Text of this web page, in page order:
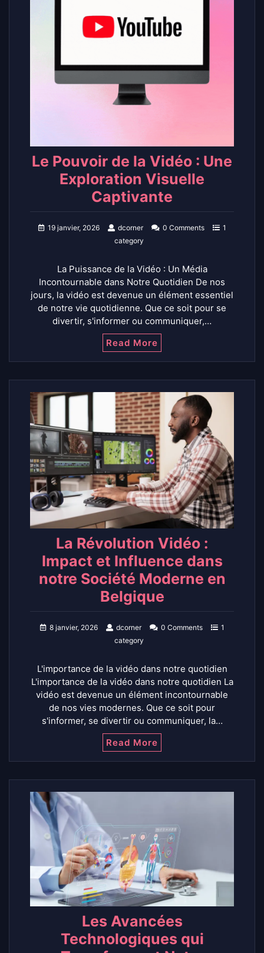
Le Pouvoir de la Vidéo : Une
Exploration Visuelle
Captivante
19 janvier, 2026 dcorner 0 Comments
1
category
La Puissance de la Vidéo : Un Média
Incontournable dans Notre Quotidien De nos
jours, la vidéo est devenue un élément essentiel
de notre vie quotidienne. Que ce soit pour se
divertir, s'informer ou communiquer,…
Read More
La Révolution Vidéo :
Impact et Influence dans
notre Société Moderne en
Belgique
8 janvier, 2026 dcorner 0 Comments
1
category
L'importance de la vidéo dans notre quotidien
L'importance de la vidéo dans notre quotidien La
vidéo est devenue un élément incontournable
de nos vies modernes. Que ce soit pour
s'informer, se divertir ou communiquer, la…
Read More
Les Avancées
Technologiques qui